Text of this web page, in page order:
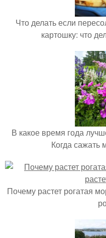
Что делать если
картошку: что
В какое время года
Когда сажать
Почему растет рогатая